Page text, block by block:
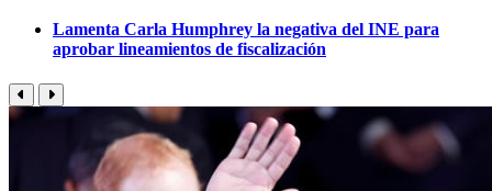
Lamenta Carla Humphrey la negativa del INE para
aprobar lineamientos de fiscalización